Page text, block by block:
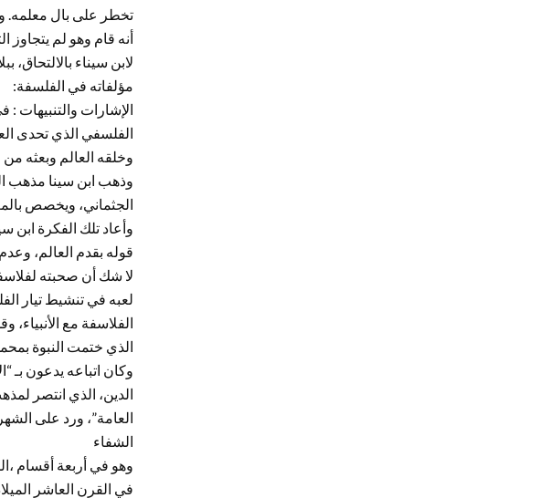
تخطر على بال معلمه.
أنه قام وهو لم
لابن سيناء
مؤلفاته في الفلسفة:
الإشارات والتنبیهات
الفلسفي الذي تحدى
وخلقه العالم وبعثه
وذهب ابن سينا مذهب
الجثماني، ويخصص
وأعاد تلك الفكرة
قوله بقدم العالم،
لا شك أن صحبته
لعبه في تنشيط تيار
الفلاسفة مع
الذي ختمت النبوة
وكان اتباعه يدعون بـ
الدين، الذي انتصر
العامة”، ورد على
الشفاء
وهو في أربعة أقسام
في القرن العاشر